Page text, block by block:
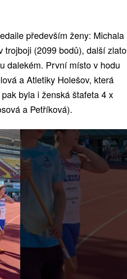
především ženy: Michala
trojboji (2099 bodů), další zlato
dalekém. První místo v hodu
a Atletiky Holešov, která
byla i ženská štafeta 4 x
a Petříková).